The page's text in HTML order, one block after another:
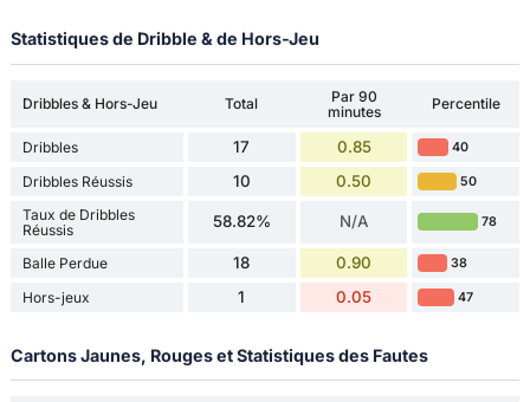
Statistiques de Dribble & de Hors-Jeu
Dribbles & Hors-Jeu Total
Par 90
minutes
Percentile
Dribbles 17 0.85 40
Dribbles Réussis 10 0.50 50
Taux de Dribbles
Réussis
58.82% N/A 78
Balle Perdue 18 0.90 38
Hors-jeux 1 0.05 47
Cartons Jaunes, Rouges et Statistiques des Fautes